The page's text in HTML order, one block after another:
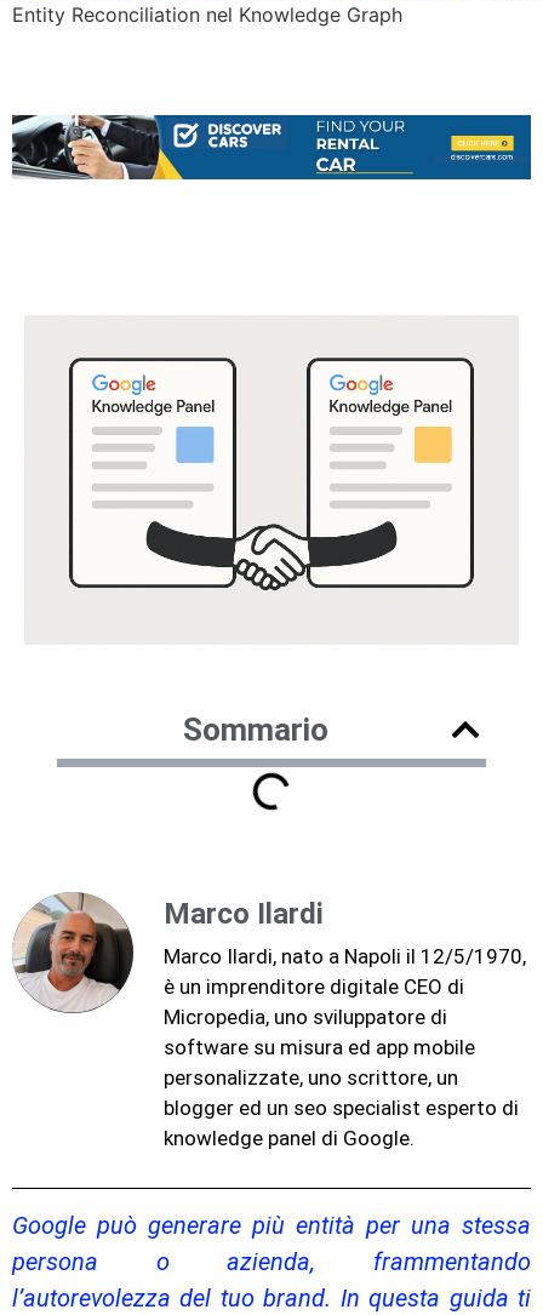
Entity Reconciliation nel Knowledge Graph
Sommario
Marco Ilardi
Marco Ilardi, nato a Napoli il 12/5/1970,
è un imprenditore digitale CEO di
Micropedia, uno sviluppatore di
software su misura ed app mobile
personalizzate, uno scrittore, un
blogger ed un seo specialist esperto di
knowledge panel di Google.
Google può generare più entità per una stessa
persona o azienda, frammentando
l’autorevolezza del tuo brand. In questa guida ti